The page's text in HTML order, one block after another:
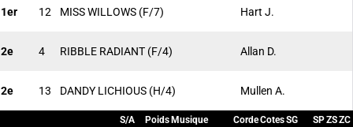
1er 12 MISS WILLOWS (F/7) Hart J.
2e 4 RIBBLE RADIANT (F/4) Allan D.
2e 13 DANDY LICHIOUS (H/4) Mullen A.
S/A Poids Musique CordeCotesSG SPZSZC